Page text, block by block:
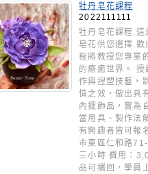
牡丹皂花課程
2022111111
牡丹皂花課程,這
皂花供您選擇.
程將教授您專業
的療癒世界。
作與捏塑技藝，
情之效，做出具
內擺飾品，實為
當用具、製作法
有興趣者皆可報
市東區仁和路
三小時 費用：
品可攜回，學員